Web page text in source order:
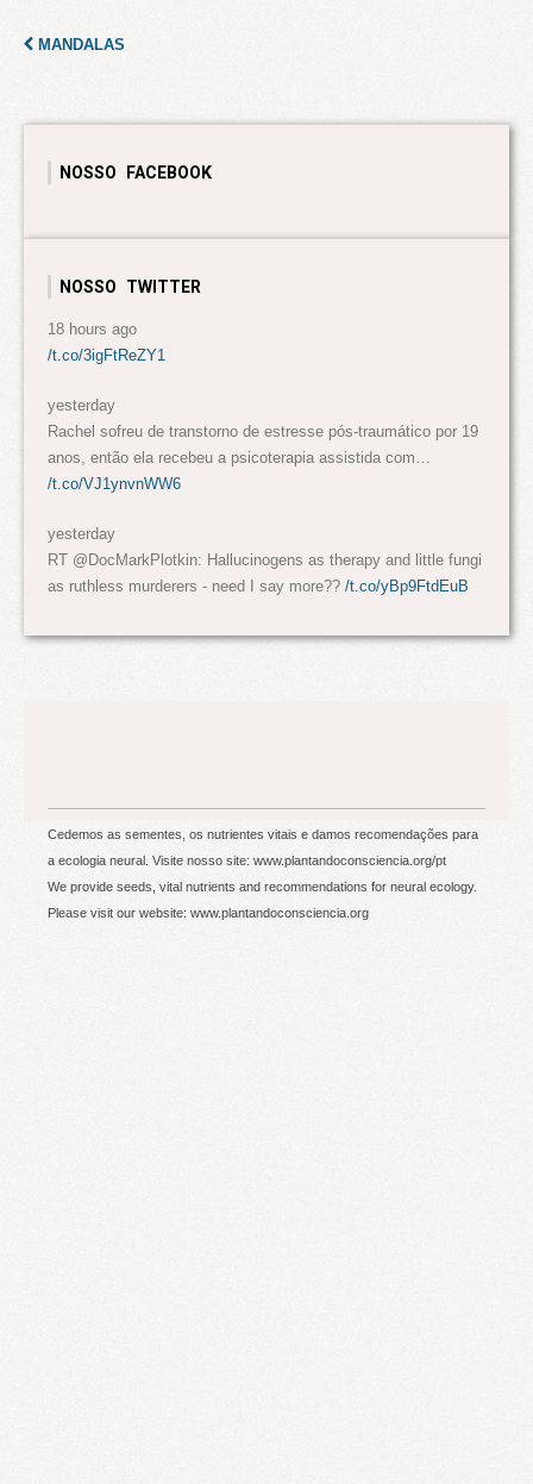
MANDALAS
NOSSO FACEBOOK
NOSSO TWITTER
18 hours ago
/t.co/3igFtReZY1
yesterday
Rachel sofreu de transtorno de estresse pós-traumático por 19
anos, então ela recebeu a psicoterapia assistida com…
/t.co/VJ1ynvnWW6
yesterday
RT @DocMarkPlotkin: Hallucinogens as therapy and little fungi
as ruthless murderers - need I say more?? /t.co/yBp9FtdEuB
Cedemos as sementes, os nutrientes vitais e damos recomendações para
a ecologia neural. Visite nosso site: www.plantandoconsciencia.org/pt
We provide seeds, vital nutrients and recommendations for neural ecology.
Please visit our website: www.plantandoconsciencia.org